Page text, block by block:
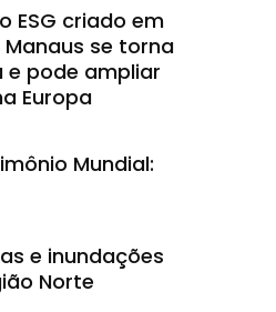
ESG criado em
se torna
pode ampliar
Europa
Mundial:
e inundações
Norte